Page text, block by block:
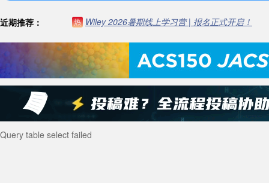
近期推荐： 热 Wiley 2026暑期线上学习营 | 报名正式开启！
Query table select failed